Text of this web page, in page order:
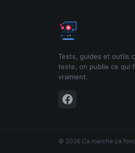
Tests, guides et outils
teste, on publie ce qui
vraiment.
© 2026 Ca marche ça